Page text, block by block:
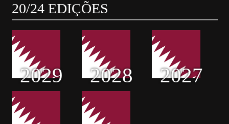
20/24 EDIÇÕES
2029 2028 2027